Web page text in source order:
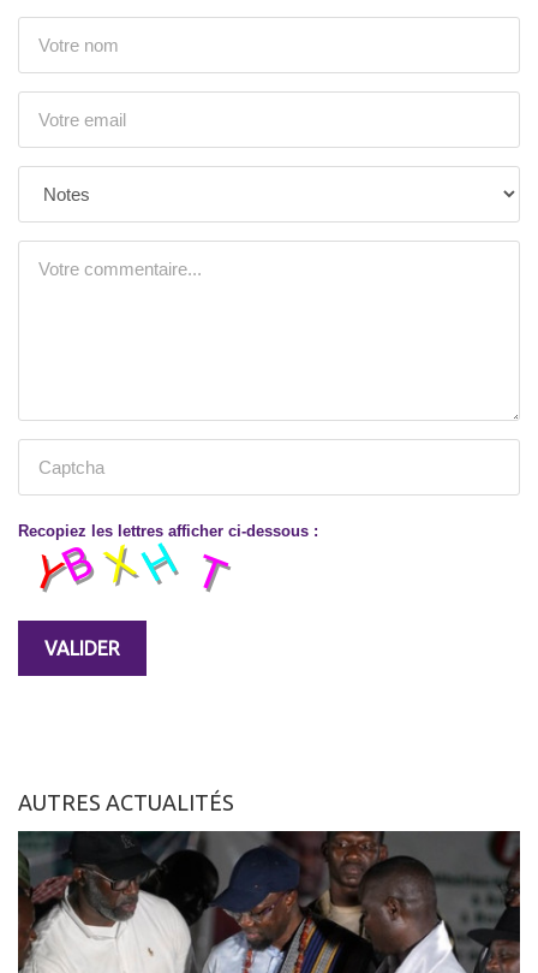
Recopiez les lettres afficher ci-dessous :
AUTRES ACTUALITÉS